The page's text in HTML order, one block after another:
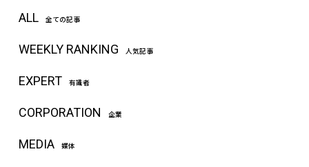
ALL 全ての記事
WEEKLY RANKING 人気記事
EXPERT 有識者
CORPORATION 企業
MEDIA 媒体